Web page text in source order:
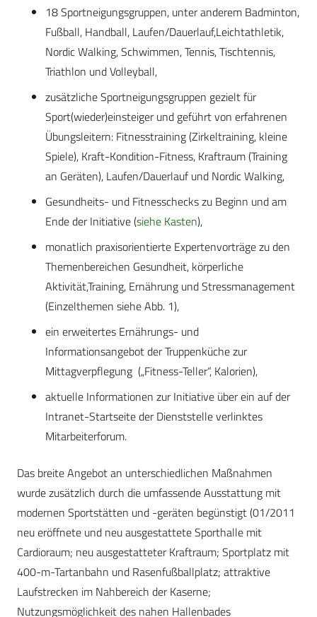
18 Sportneigungsgruppen, unter anderem Badminton,
Fußball, Handball, Laufen/Dauerlauf,Leichtathletik,
Nordic Walking, Schwimmen, Tennis, Tischtennis,
Triathlon und Volleyball,
zusätzliche Sportneigungsgruppen gezielt für
Sport(wieder)­einsteiger und geführt von erfahrenen
Übungsleitern: Fitnesstraining (Zirkeltraining, kleine
Spiele), Kraft-Kondition-Fitness, Kraftraum (Training
an Geräten), Laufen/Dauerlauf und Nordic Walking,
Gesundheits- und Fitnesschecks zu Beginn und am
Ende der Initiative (siehe Kasten),
monatlich praxisorientierte Expertenvorträge zu den
Themenbereichen Gesundheit, körperliche
Aktivität,Training, Ernährung und Stressmanagement
(Einzelthemen siehe Abb. 1),
ein erweitertes Ernährungs- und
Informationsangebot der Truppenküche zur
Mittagverpflegung („Fitness-Teller“, Kalorien),
aktuelle Informationen zur Initiative über ein auf der
Intranet-Startseite der Dienststelle verlinktes
Mitarbeiterforum.
Das breite Angebot an unterschiedlichen Maßnahmen
wurde zusätzlich durch die umfassende Ausstattung mit
modernen Sportstätten und -geräten begünstigt (01/2011
neu eröffnete und neu ausgestattete Sporthalle mit
Cardioraum; neu ausgestatteter Kraftraum; Sportplatz mit
400-m-Tartanbahn und Rasenfußballplatz; attraktive
Laufstrecken im Nahbereich der Kaserne;
Nutzungsmöglichkeit des nahen Hallenbades